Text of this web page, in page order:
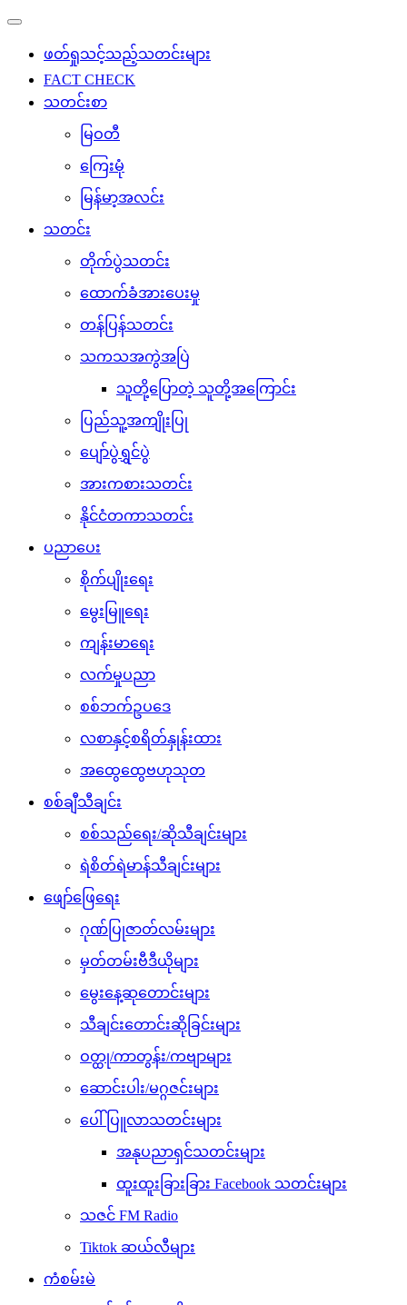
ဖတ်ရှုသင့်သည့်သတင်းများ
FACT CHECK
သတင်းစာ
မြဝတီ
ကြေးမုံ
မြန်မာ့အလင်း
သတင်း
တိုက်ပွဲသတင်း
ထောက်ခံအားပေးမှု
တန်ပြန်သတင်း
သကသအကွဲအပြဲ
သူတို့ပြောတဲ့ သူတို့အကြောင်း
ပြည်သူ့အကျိုးပြု
ပျော်ပွဲရွှင်ပွဲ
အားကစားသတင်း
နိုင်ငံတကာသတင်း
ပညာပေး
စိုက်ပျိုးရေး
မွေးမြူရေး
ကျန်းမာရေး
လက်မှုပညာ
စစ်ဘက်ဥပဒေ
လစာနှင့်စရိတ်နှုန်းထား
အထွေထွေဗဟုသုတ
စစ်ချီသီချင်း
စစ်သည်ရေး/ဆိုသီချင်းများ
ရဲစိတ်ရဲမာန်သီချင်းများ
ဖျော်ဖြေရေး
ဂုဏ်ပြုဇာတ်လမ်းများ
မှတ်တမ်းဗီဒီယိုများ
မွေးနေ့ဆုတောင်းများ
သီချင်းတောင်းဆိုခြင်းများ
ဝတ္ထု/ကာတွန်း/ကဗျာများ
ဆောင်းပါး/မဂ္ဂဇင်းများ
ပေါ်ပြူလာသတင်းများ
အနုပညာရှင်သတင်းများ
ထူးထူးခြားခြား Facebook သတင်းများ
သဇင် FM Radio
Tiktok ဆယ်လီများ
ကံစမ်းမဲ